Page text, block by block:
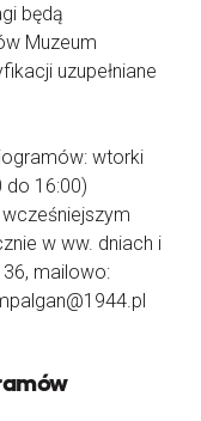
będą
Muzeum
uzupełniane
wtorki
do 16:00)
w ww. dniach i
mailowo: